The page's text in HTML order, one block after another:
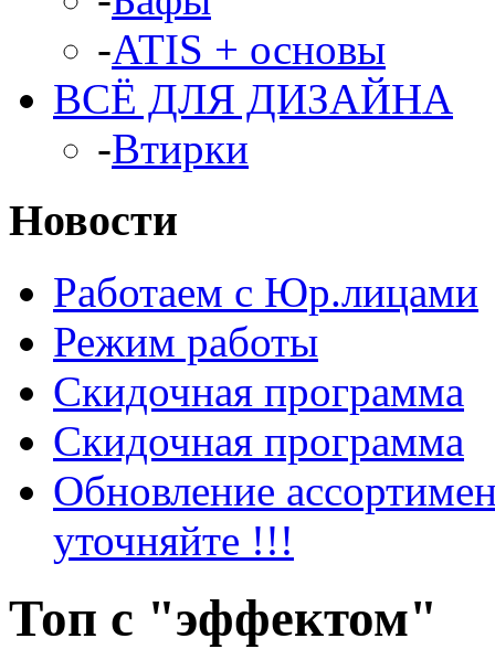
-ATIS + основы
ВСЁ ДЛЯ ДИЗАЙНА
-Втирки
Новости
Работаем с Юр.лицами
Режим работы
Скидочная программа
Скидочная программа
Обновление
уточняйте !!!
Топ с "эффектом"